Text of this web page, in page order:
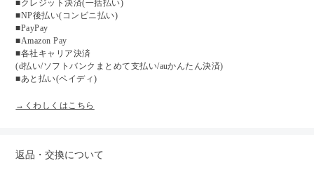
■クレジット決済(一括払い)
■NP後払い(コンビニ払い)
■PayPay
■Amazon Pay
■各社キャリア決済
(d払い/ソフトバンクまとめて支払い/auかんたん決済)
■あと払い(ペイディ)
→くわしくはこちら
返品・交換について